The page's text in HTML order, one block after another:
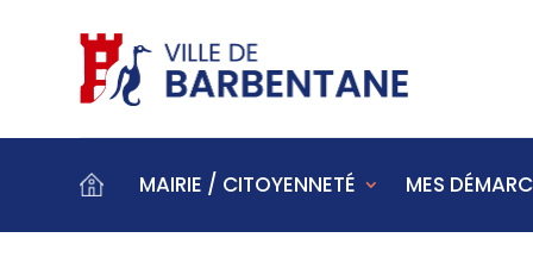
MAIRIE / CITOYENNETÉ MES